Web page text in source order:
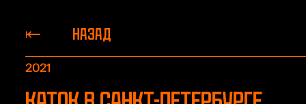
НАЗАД
2021